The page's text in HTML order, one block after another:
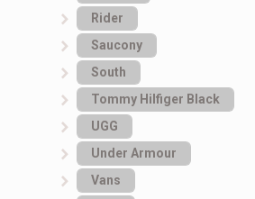
Rider
Saucony
South
Tommy Hilfiger Black
UGG
Under Armour
Vans